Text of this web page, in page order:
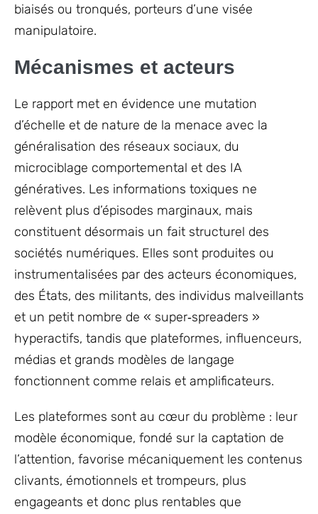
biaisés ou tronqués, porteurs d’une visée
manipulatoire.
Mécanismes et acteurs
Le rapport met en évidence une mutation
d’échelle et de nature de la menace avec la
généralisation des réseaux sociaux, du
microciblage comportemental et des IA
génératives. Les informations toxiques ne
relèvent plus d’épisodes marginaux, mais
constituent désormais un fait structurel des
sociétés numériques. Elles sont produites ou
instrumentalisées par des acteurs économiques,
des États, des militants, des individus malveillants
et un petit nombre de « super‑spreaders »
hyperactifs, tandis que plateformes, influenceurs,
médias et grands modèles de langage
fonctionnent comme relais et amplificateurs.
Les plateformes sont au cœur du problème : leur
modèle économique, fondé sur la captation de
l’attention, favorise mécaniquement les contenus
clivants, émotionnels et trompeurs, plus
engageants et donc plus rentables que